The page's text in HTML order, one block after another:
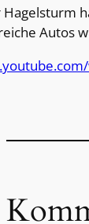
Hagelsturm
Autos